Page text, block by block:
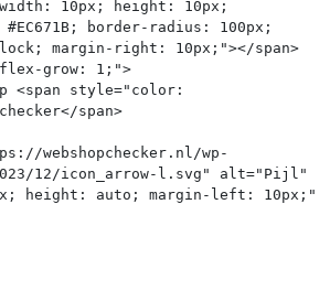
border-radius: 100px;
margin-right: 10px;"></span>
span>
12/icon_arrow-l.svg" alt="Pijl"
height: auto; margin-left: 10px;"